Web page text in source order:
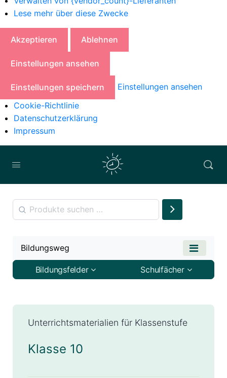
Lese mehr über diese Zwecke
Akzeptieren Ablehnen
Einstellungen ansehen
Einstellungen speichern
Einstellungen ansehen
Cookie-Richtlinie
Datenschutzerklärung
Impressum
Unterrichtsmaterialien für Klassenstufe
Klasse 10
Bildungsweg
Bildungsfelder Schulfächer